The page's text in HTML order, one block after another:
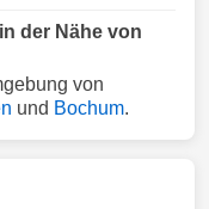
der Nähe von
von
und Bochum.